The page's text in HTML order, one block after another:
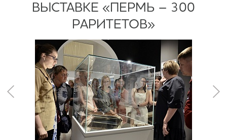
ВЫСТАВКЕ «ПЕРМЬ – 300
РАРИТЕТОВ»